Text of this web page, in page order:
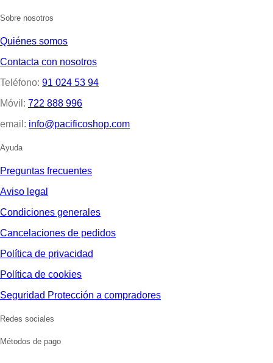
Sobre nosotros
Quiénes somos
Contacta con nosotros
Teléfono: 91 024 53 94
Móvil: 722 888 996
email: info@pacificoshop.com
Ayuda
Preguntas frecuentes
Aviso legal
Condiciones generales
Cancelaciones de pedidos
Política de privacidad
Política de cookies
Seguridad Protección a compradores
Redes sociales
Métodos de pago